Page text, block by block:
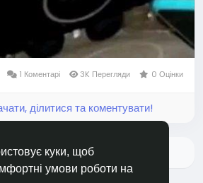
куки, щоб
умови роботи на
1 Коментарі 3K Перегляди 0 Оцінки
ділитися та коментувати!
Більше